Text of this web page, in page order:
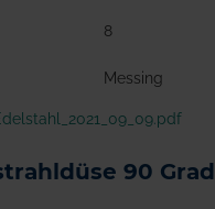
8
Messing
90 Grad